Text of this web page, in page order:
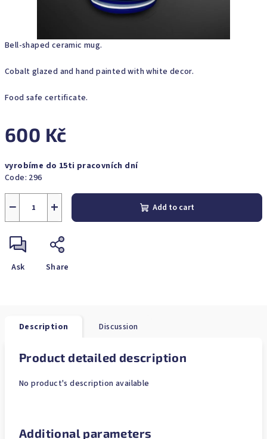
Bell-shaped ceramic mug.
Cobalt glazed and hand painted with white decor.
Food safe certificate.
600 Kč
price:
vyrobíme do 15ti pracovních dní
Code: 296
+
− Add to cart
Ask Share
Description Discussion
Product detailed description
No product's description available
Additional parameters